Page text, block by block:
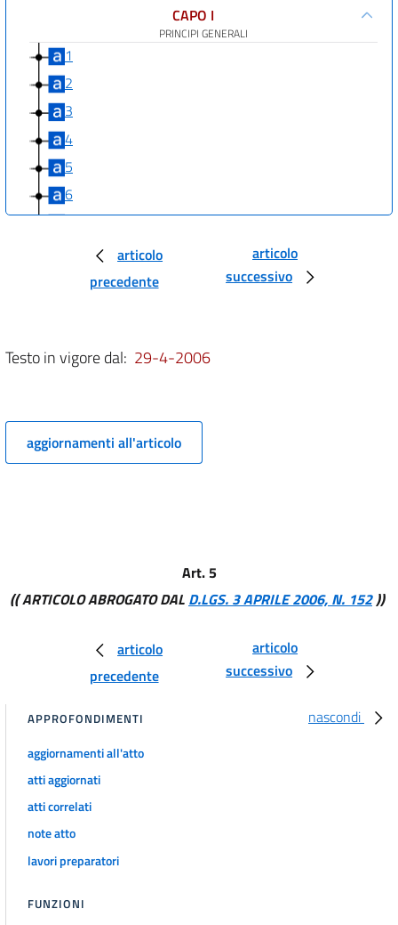
CAPO I
PRINCIPI GENERALI
1
2
3
4
5
6
7
SERVIZIO IDRICO INTEGRATO
11
13
14
19
VIGILANZA,
CONTROLLI E PARTECIPAZIONE
23
24
25
26
articolo
precedente
articolo
successivo
Testo in vigore dal: 29-4-2006
aggiornamenti all'articolo
Art. 5
(( ARTICOLO ABROGATO DAL D.LGS. 3 APRILE 2006, N. 152))
articolo
precedente
articolo
successivo
nascondi
APPROFONDIMENTI
aggiornamenti all'atto
atti aggiornati
atti correlati
note atto
lavori preparatori
FUNZIONI